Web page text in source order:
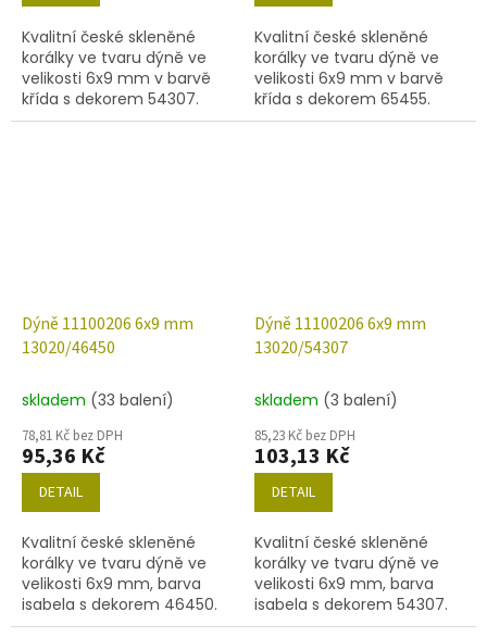
Kvalitní české skleněné
korálky ve tvaru dýně ve
velikosti 6x9 mm v barvě
křída s dekorem 54307.
Obsah balení 30 ks nebo
Kvalitní české skleněné
korálky ve tvaru dýně ve
velikosti 6x9 mm v barvě
křída s dekorem 65455.
Obsah balení 30 ks nebo
Dýně 11100206 6x9 mm
13020/46450
skladem (33 balení)
78,81 Kč bez DPH
95,36 Kč
DETAIL
Kvalitní české skleněné
korálky ve tvaru dýně ve
velikosti 6x9 mm, barva
isabela s dekorem 46450.
Obsah balení 30 ks nebo
Dýně 11100206 6x9 mm
13020/54307
skladem (3 balení)
85,23 Kč bez DPH
103,13 Kč
DETAIL
Kvalitní české skleněné
korálky ve tvaru dýně ve
velikosti 6x9 mm, barva
isabela s dekorem 54307.
Obsah balení 30 ks nebo